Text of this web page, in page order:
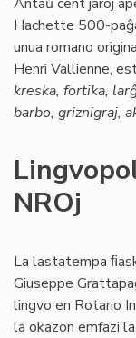
Hachette 500-
unua romano
Henri Vallienne,
kreska, fortika,
barbo, griznigraj,
NROj
La lastatempa
Giuseppe
lingvo en Rotario
la okazon emfazi